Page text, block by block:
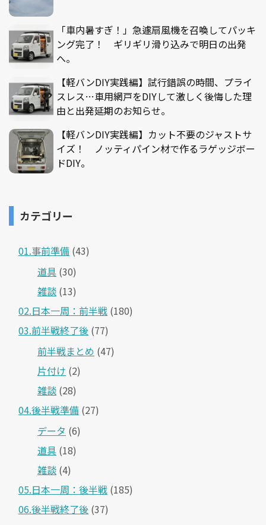
「車内暑すぎ！」急遽扇風機を召喚してパッキ
ング完了！ ギリギリ滑り込みで明日の出発
へ。
【軽バンDIY実践編】試行錯誤の時間、プライ
スレス…車用網戸をDIYして激しく後悔した理
由と出発延期のお知らせ。
【軽バンDIY実践編】カット不要のジャストサ
イズ！ ノッティパイン材で作るラゲッジボー
ドDIY。
カテゴリー
01.事前準備 (43)
道具 (30)
雑談 (13)
02.日本一周：前半戦 (180)
03.前半戦終了後 (77)
前半戦まとめ (47)
片付け (2)
雑談 (28)
04.後半戦準備 (27)
データ (6)
道具 (18)
雑談 (4)
05.日本一周：後半戦 (185)
06.後半戦終了後 (37)